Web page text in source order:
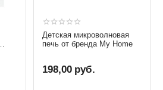
Детская микроволновая
печь от бренда My Home
198,00 руб.